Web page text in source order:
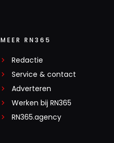
MEER RN365
Redactie
Service & contact
Adverteren
Werken bij RN365
RN365.agency